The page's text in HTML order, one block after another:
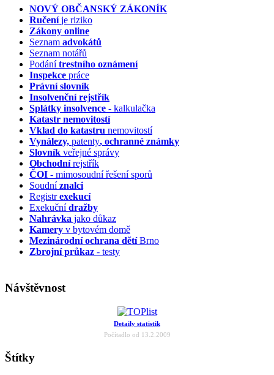
NOVÝ OBČANSKÝ ZÁKONÍK
Ručeníje riziko
Zákony online
Seznam advokátů
Seznam notářů
Podánítrestního oznámení
Inspekce práce
Právní slovník
Insolvenčnírejstřík
Splátky insolvence - kalkulačka
Katastr nemovitostí
Vklad do katastru nemovitostí
Vynálezy, patenty, ochranné známky
Slovník veřejné správy
Obchodnírejstřík
ČOI - mimosoudní řešení sporů
Soudníznalci
Registrexekucí
Exekučnídražby
Nahrávka jako důkaz
Kamery v bytovém domě
Mezinárodní ochrana dětíBrno
Zbrojní průkaz - testy
Návštěvnost
Detaily statistik
Počítadlo od 13.2.2009
Štítky